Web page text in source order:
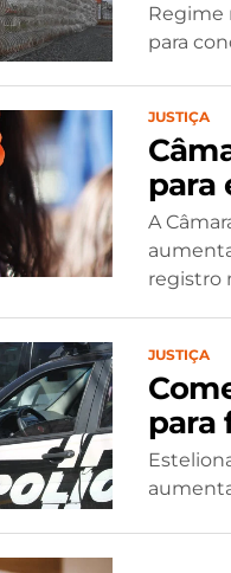
Regime
para
JUSTIÇA
para
A
registro
JUSTIÇA
para